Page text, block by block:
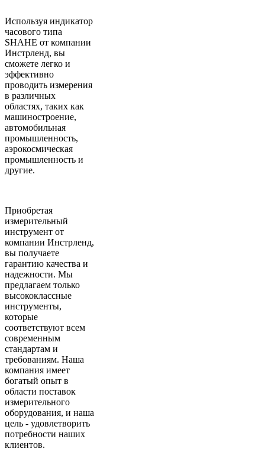
Используя индикатор
часового типа
SHAHE от компании
Инстрленд, вы
сможете легко и
эффективно
проводить измерения
в различных
областях, таких как
машиностроение,
автомобильная
промышленность,
аэрокосмическая
промышленность и
другие.
Приобретая
измерительный
инструмент от
компании Инстрленд,
вы получаете
гарантию качества и
надежности. Мы
предлагаем только
высококлассные
инструменты,
которые
соответствуют всем
современным
стандартам и
требованиям. Наша
компания имеет
богатый опыт в
области поставок
измерительного
оборудования, и наша
цель - удовлетворить
потребности наших
клиентов.